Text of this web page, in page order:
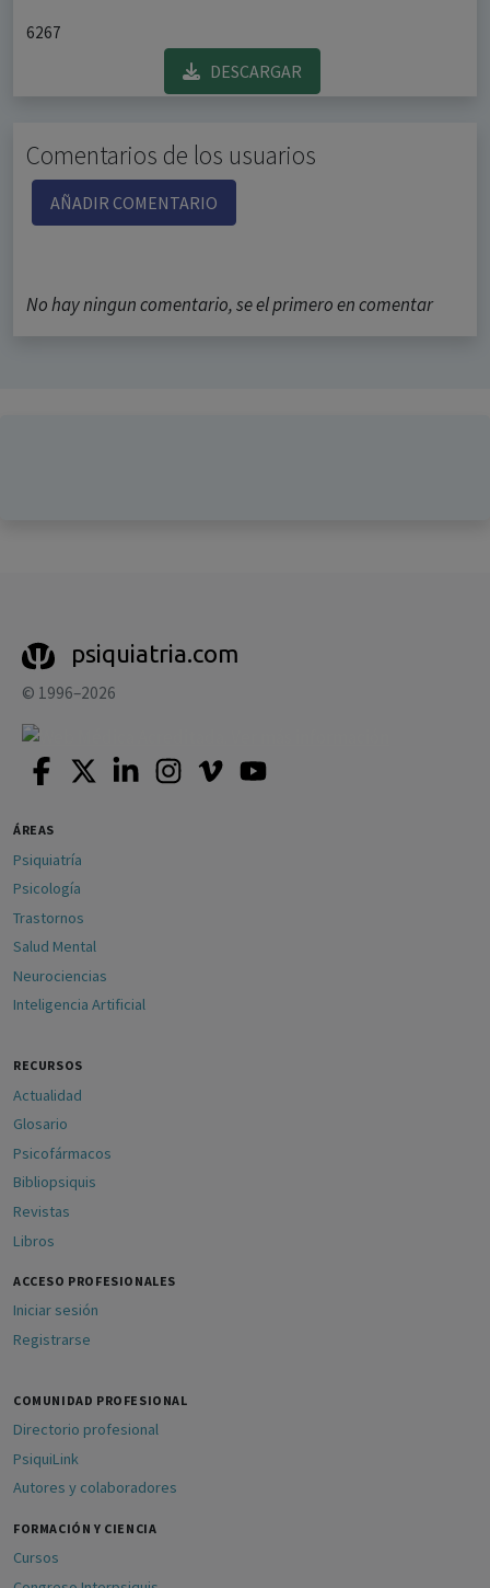
6267
DESCARGAR
Comentarios de los usuarios
AÑADIR COMENTARIO
No hay ningun comentario, se el primero en comentar
psiquiatria.com
© 1996–2026
ÁREAS
Psiquiatría
Psicología
Trastornos
Salud Mental
Neurociencias
Inteligencia Artificial
RECURSOS
Actualidad
Glosario
Psicofármacos
Bibliopsiquis
Revistas
Libros
ACCESO PROFESIONALES
Iniciar sesión
Registrarse
COMUNIDAD PROFESIONAL
Directorio profesional
PsiquiLink
Autores y colaboradores
FORMACIÓN Y CIENCIA
Cursos